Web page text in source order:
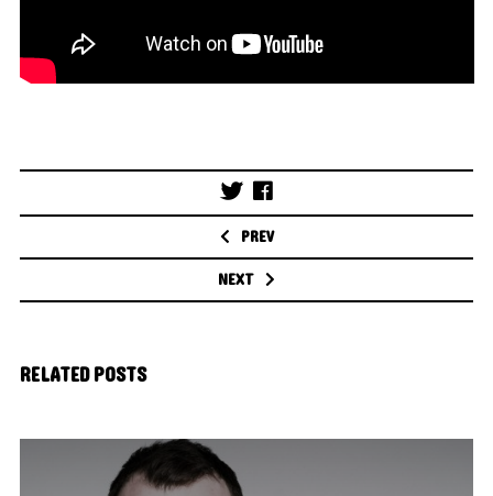
Post
navigation
PREV
NEXT
RELATED POSTS